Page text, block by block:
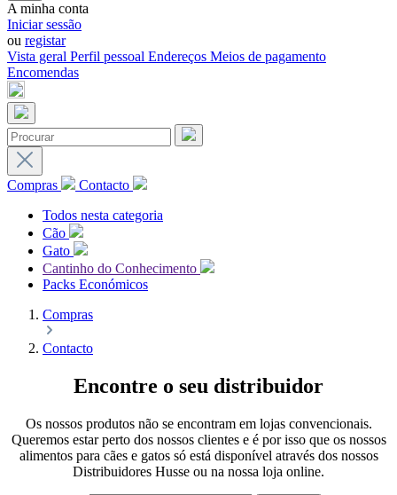
A minha conta
Iniciar sessão
ou registar
Vista geral Perfil pessoal Endereços Meios de pagamento
Encomendas
Compras
Contacto
Todos nesta categoria
Cão
Gato
Cantinho do Conhecimento
Packs Económicos
Compras
Contacto
Encontre o seu distribuidor
Os nossos produtos não se encontram em lojas convencionais.
Queremos estar perto dos nossos clientes e é por isso que os nossos
alimentos para cães e gatos só está disponível através dos nossos
Distribuidores Husse ou na nossa loja online.